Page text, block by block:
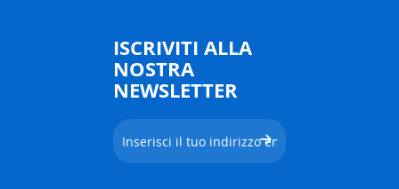
ISCRIVITI ALLA
NOSTRA
NEWSLETTER